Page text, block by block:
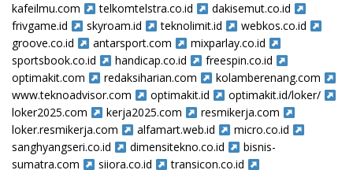
kafeilmu.com
telkomtelstra.co.id
dakisemut.co.id
frivgame.id
skyroam.id teknolimit.id
webkos.co.id
groove.co.id
antarsport.com
mixparlay.co.id
sportsbook.co.id
handicap.co.id
freespin.co.id
optimakit.com
redaksiharian.com
kolamberenang.com
www.teknoadvisor.com
optimakit.id
optimakit.id/loker/
loker2025.com
kerja2025.com
resmikerja.com
loker.resmikerja.com
alfamart.web.id
micro.co.id
sanghyangseri.co.id
dimensitekno.co.id
bisnis-
sumatra.com
siiora.co.id transicon.co.id